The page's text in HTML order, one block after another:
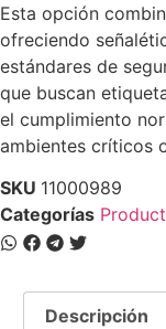
Esta opción
ofreciendo
estándares de
que buscan
el cumplimiento
ambientes críticos
SKU 11000989
Categorías
Descripción